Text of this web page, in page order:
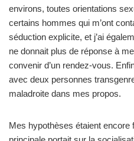
environs, toutes orientations
certains hommes qui m’ont
séduction explicite, et j’ai
ne donnait plus de réponse à
convenir d’un rendez-vous.
avec deux personnes
maladroite dans mes propos.
Mes hypothèses étaient encore